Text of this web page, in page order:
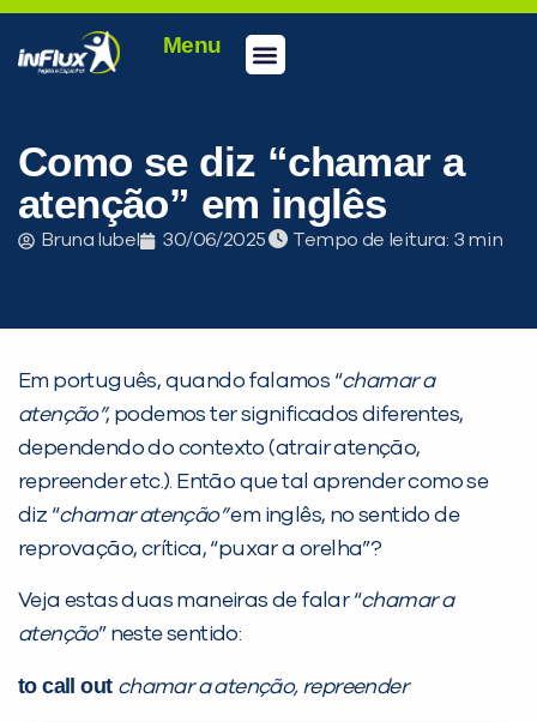
Menu
Como se diz “chamar a
atenção” em inglês
Bruna Iubel 30/06/2025 Tempo de leitura:
Em português, quando falamos “chamar a
atenção”, podemos ter significados diferentes,
dependendo do contexto (atrair atenção,
repreender etc.). Então que tal aprender como se
diz “chamar atenção”em inglês, no sentido de
reprovação, crítica, “puxar a orelha”?
Veja estas duas maneiras de falar “chamar a
atenção” neste sentido:
to call out chamar a atenção, repreender